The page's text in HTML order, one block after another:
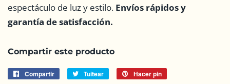
espectáculo de luz y estilo. Envíos rápidos y
garantía de satisfacción.
Compartir este producto
Compartir
CompartirTuitear
Tuitear
Hacer pin